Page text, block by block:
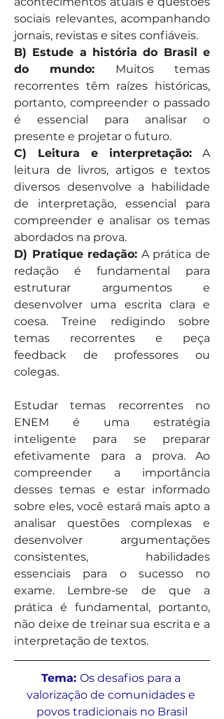
sociais relevantes, acompanhando
jornais, revistas e sites confiáveis.
B) Estude a história do Brasil e
do mundo: Muitos temas
recorrentes têm raízes históricas,
portanto, compreender o passado
é essencial para analisar o
presente e projetar o futuro.
C) Leitura e interpretação: A
leitura de livros, artigos e textos
diversos desenvolve a habilidade
de interpretação, essencial para
compreender e analisar os temas
abordados na prova.
D) Pratique redação: A prática de
redação é fundamental para
estruturar argumentos e
desenvolver uma escrita clara e
coesa. Treine redigindo sobre
temas recorrentes e peça
feedback de professores ou
colegas.
Estudar temas recorrentes no
ENEM é uma estratégia
inteligente para se preparar
efetivamente para a prova. Ao
compreender a importância
desses temas e estar informado
sobre eles, você estará mais apto a
analisar questões complexas e
desenvolver argumentações
consistentes, habilidades
essenciais para o sucesso no
exame. Lembre-se de que a
prática é fundamental, portanto,
não deixe de treinar sua escrita e a
interpretação de textos.
Tema: Os desafios para a
valorização de comunidades e
povos tradicionais no Brasil